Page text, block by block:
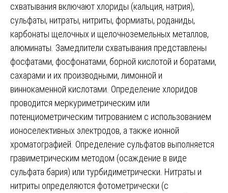
схватывания включают хлориды (кальция, натрия),
сульфаты, нитраты, нитриты, формиаты, роданиды,
карбонаты щелочных и щелочноземельных металлов,
алюминаты. Замедлители схватывания представлены
фосфатами, фосфонатами, борной кислотой и боратами,
сахарами и их производными, лимонной и
виннокаменной кислотами. Определение хлоридов
проводится меркуриметрическим или
потенциометрическим титрованием с использованием
ионоселективных электродов, а также ионной
хроматографией. Определение сульфатов выполняется
гравиметрическим методом (осаждение в виде
сульфата бария) или турбидиметрически. Нитраты и
нитриты определяются фотометрически (с